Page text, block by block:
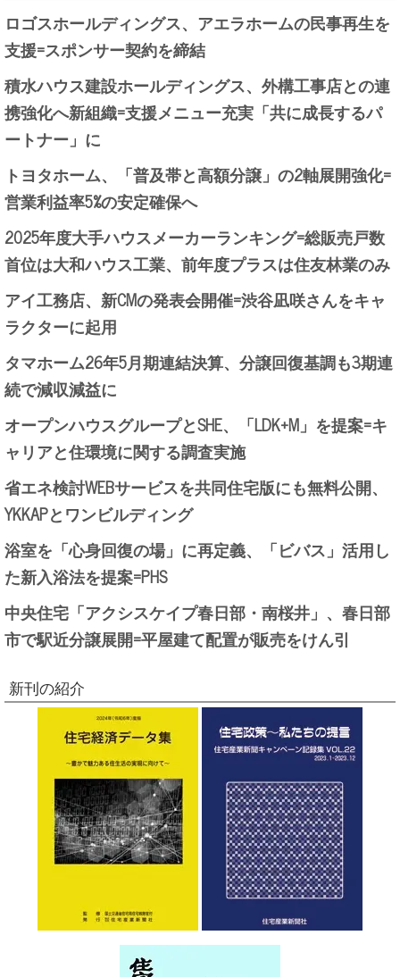
ロゴスホールディングス、アエラホームの民事再生を
支援=スポンサー契約を締結
積水ハウス建設ホールディングス、外構工事店との連
携強化へ新組織=支援メニュー充実「共に成長するパ
ートナー」に
トヨタホーム、「普及帯と高額分譲」の2軸展開強化=
営業利益率5%の安定確保へ
2025年度大手ハウスメーカーランキング=総販売戸数
首位は大和ハウス工業、前年度プラスは住友林業のみ
アイ工務店、新CMの発表会開催=渋谷凪咲さんをキャ
ラクターに起用
タマホーム26年5月期連結決算、分譲回復基調も3期連
続で減収減益に
オープンハウスグループとSHE、「LDK+M」を提案=キ
ャリアと住環境に関する調査実施
省エネ検討WEBサービスを共同住宅版にも無料公開、
YKKAPとワンビルディング
浴室を「心身回復の場」に再定義、「ビバス」活用し
た新入浴法を提案=PHS
中央住宅「アクシスケイプ春日部・南桜井」、春日部
市で駅近分譲展開=平屋建て配置が販売をけん引
新刊の紹介